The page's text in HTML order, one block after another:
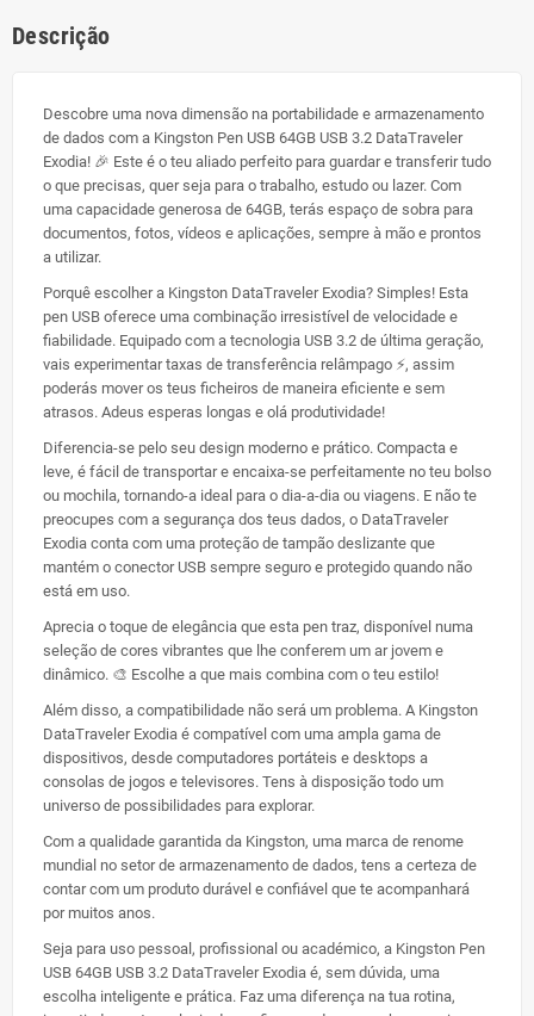
Descrição
Descobre uma nova dimensão na portabilidade e armazenamento
de dados com a Kingston Pen USB 64GB USB 3.2 DataTraveler
Exodia! 🎉 Este é o teu aliado perfeito para guardar e transferir tudo
o que precisas, quer seja para o trabalho, estudo ou lazer. Com
uma capacidade generosa de 64GB, terás espaço de sobra para
documentos, fotos, vídeos e aplicações, sempre à mão e prontos
a utilizar.
Porquê escolher a Kingston DataTraveler Exodia? Simples! Esta
pen USB oferece uma combinação irresistível de velocidade e
fiabilidade. Equipado com a tecnologia USB 3.2 de última geração,
vais experimentar taxas de transferência relâmpago ⚡, assim
poderás mover os teus ficheiros de maneira eficiente e sem
atrasos. Adeus esperas longas e olá produtividade!
Diferencia-se pelo seu design moderno e prático. Compacta e
leve, é fácil de transportar e encaixa-se perfeitamente no teu bolso
ou mochila, tornando-a ideal para o dia-a-dia ou viagens. E não te
preocupes com a segurança dos teus dados, o DataTraveler
Exodia conta com uma proteção de tampão deslizante que
mantém o conector USB sempre seguro e protegido quando não
está em uso.
Aprecia o toque de elegância que esta pen traz, disponível numa
seleção de cores vibrantes que lhe conferem um ar jovem e
dinâmico. 🎨 Escolhe a que mais combina com o teu estilo!
Além disso, a compatibilidade não será um problema. A Kingston
DataTraveler Exodia é compatível com uma ampla gama de
dispositivos, desde computadores portáteis e desktops a
consolas de jogos e televisores. Tens à disposição todo um
universo de possibilidades para explorar.
Com a qualidade garantida da Kingston, uma marca de renome
mundial no setor de armazenamento de dados, tens a certeza de
contar com um produto durável e confiável que te acompanhará
por muitos anos.
Seja para uso pessoal, profissional ou académico, a Kingston Pen
USB 64GB USB 3.2 DataTraveler Exodia é, sem dúvida, uma
escolha inteligente e prática. Faz uma diferença na tua rotina,